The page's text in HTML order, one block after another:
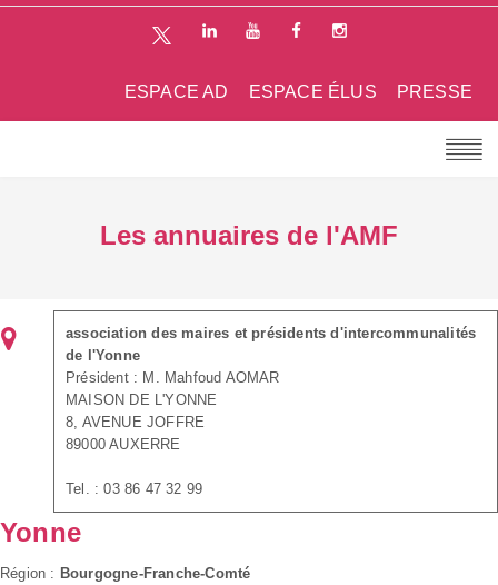
PRESSE
ESPACE ÉLUS
ESPACE AD
Les annuaires de l'AMF
association des maires et présidents d'intercommunalités
de l'Yonne
Président : M. Mahfoud AOMAR
MAISON DE L'YONNE
8, AVENUE JOFFRE
89000 AUXERRE
Tel. : 03 86 47 32 99
Yonne
Région : Bourgogne-Franche-Comté